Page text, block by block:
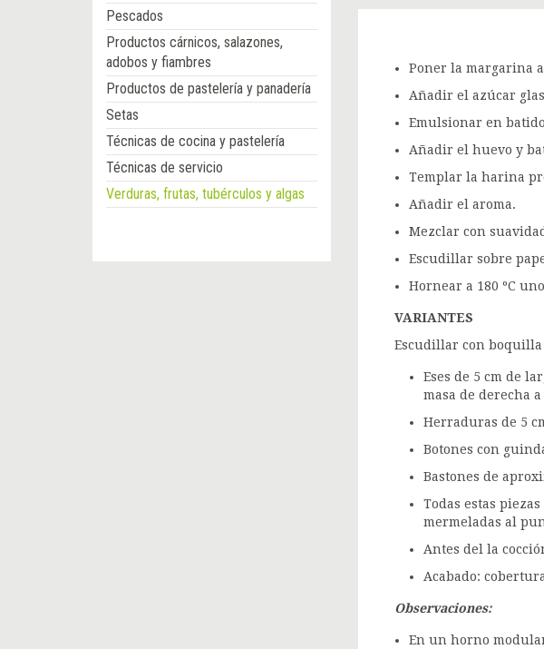
Pescados
Productos cárnicos, salazones,
adobos y fiambres
Productos de pastelería y panadería
Setas
Técnicas de cocina y pastelería
Técnicas de servicio
Verduras, frutas, tubérculos y algas
Poner la margarina
Añadir el azúcar
Emulsionar en
Añadir el huevo y
Templar la harina
Añadir el aroma.
Mezclar con
Escudillar sobre
Hornear a 180 ºC
VARIANTES
Escudillar con
Eses de 5 cm de
masa de derecha
Herraduras de 5
Botones con
Bastones de
Todas estas
mermeladas al
Antes del la
Acabado:
Observaciones:
En un horno